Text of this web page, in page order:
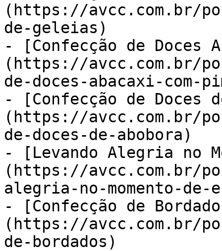
(https://avcc.com.br/
de-geleias)
- [Confecção de Doces
(https://avcc.com.br/
de-doces-abacaxi-com-
- [Confecção de Doces
(https://avcc.com.br/
de-doces-de-abobora)
- [Levando Alegria no
(https://avcc.com.br/
alegria-no-momento-de-
- [Confecção de
(https://avcc.com.br/
de-bordados)